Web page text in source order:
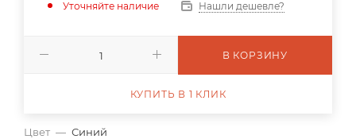
Цвет — Синий
Уточняйте наличие
Нашли дешевле?
В КОРЗИНУ
КУПИТЬ В 1 КЛИК